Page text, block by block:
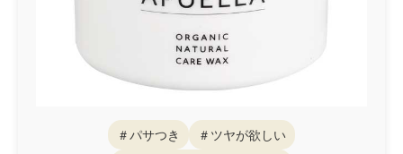
＃パサつき
＃ツヤが欲しい